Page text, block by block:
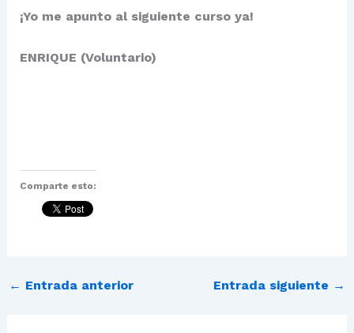
¡Yo me apunto al siguiente curso ya!
ENRIQUE (Voluntario)
Comparte esto:
← Entrada anterior Entrada siguiente →